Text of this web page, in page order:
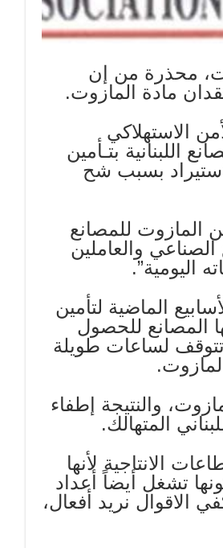
محذرة من إن
مادة المازوت.
الاستهلاكي
اللبنانية بتـأمين
بسبب شح
المازوت للمصانع
الصناعي والعاملين
اليومية”.
الماضية لتأمين
المصانع للحصول
تتوقف لساعات طويلة
والنتيجة إطفاء
المتهالك.
الانتاجية لأنها
تشغل أيضاً أعداد
الاقوال نريد أفعال،